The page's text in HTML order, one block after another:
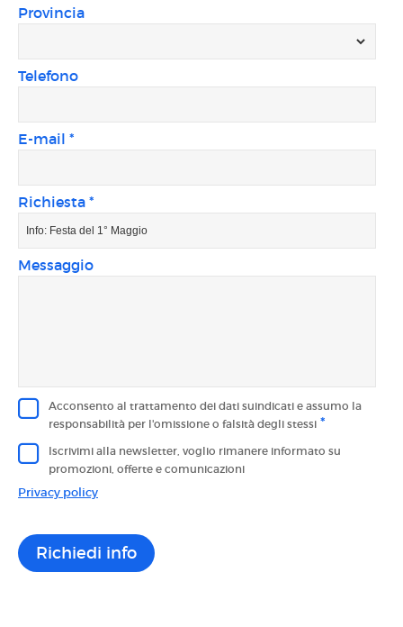
Provincia
Telefono
E-mail *
Richiesta *
Messaggio
Acconsento al trattamento dei dati suindicati e assumo la
responsabilità per l'omissione o falsità degli stessi *
Iscrivimi alla newsletter, voglio rimanere informato su
promozioni, offerte e comunicazioni
Privacy policy
Richiedi info